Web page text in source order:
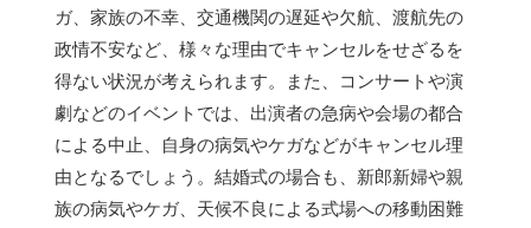
ガ、家族の不幸、交通機関の遅延や欠航、渡航先の
政情不安など、様々な理由でキャンセルをせざるを
得ない状況が考えられます。また、コンサートや演
劇などのイベントでは、出演者の急病や会場の都合
による中止、自身の病気やケガなどがキャンセル理
由となるでしょう。結婚式の場合も、新郎新婦や親
族の病気やケガ、天候不良による式場への移動困難